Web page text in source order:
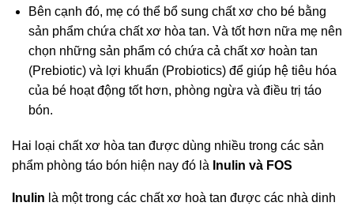
Bên cạnh đó, mẹ có thể bổ sung chất xơ cho bé bằng
sản phẩm chứa chất xơ hòa tan. Và tốt hơn nữa mẹ nên
chọn những sản phẩm có chứa cả chất xơ hoàn tan
(Prebiotic) và lợi khuẩn (Probiotics) để giúp hệ tiêu hóa
của bé hoạt động tốt hơn, phòng ngừa và điều trị táo
bón.
Hai loại chất xơ hòa tan được dùng nhiều trong các sản
phẩm phòng táo bón hiện nay đó là Inulin và FOS
Inulin là một trong các chất xơ hoà tan được các nhà dinh